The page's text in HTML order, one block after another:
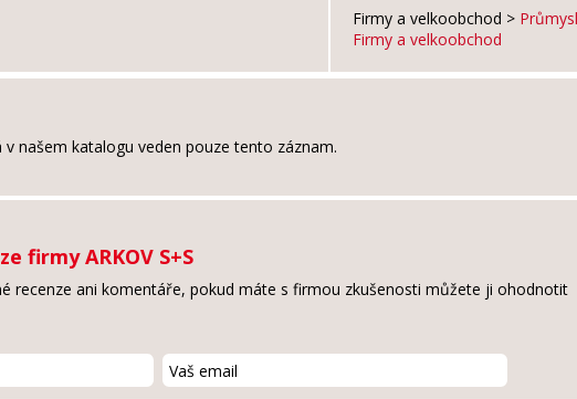
Firmy a velkoobchod >
Firmy a velkoobchod
v našem katalogu veden pouze tento záznam.
firmy ARKOV S+S
recenze ani komentáře, pokud máte s firmou zkušenosti můžete ji ohodnotit